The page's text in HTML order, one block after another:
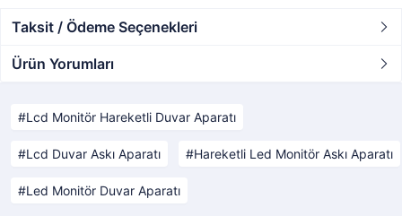
Taksit / Ödeme Seçenekleri
Ürün Yorumları
Lcd Monitör Hareketli Duvar Aparatı
Lcd Duvar Askı Aparatı Hareketli Led Monitör Askı Aparatı
Led Monitör Duvar Aparatı